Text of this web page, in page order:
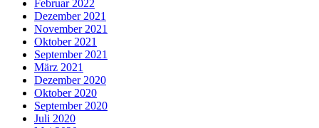
Februar 2022
Dezember 2021
November 2021
Oktober 2021
September 2021
März 2021
Dezember 2020
Oktober 2020
September 2020
Juli 2020